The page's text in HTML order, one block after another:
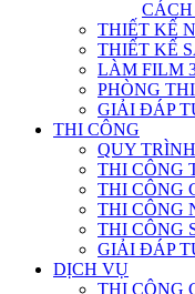
CÁCH
THIẾT KẾ
THIẾT KẾ
LÀM FILM
PHÒNG
GIẢI ĐÁP
THI CÔNG
QUY
THI CÔNG
THI CÔNG
THI CÔNG
THI CÔNG
GIẢI ĐÁP
DỊCH VỤ
THI CÔNG